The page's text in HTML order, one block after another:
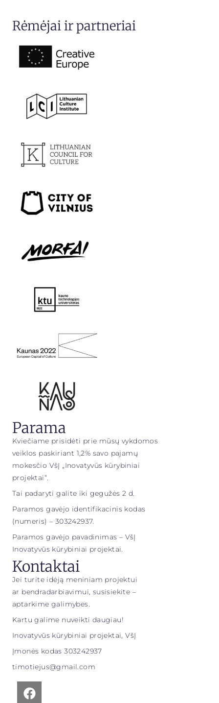
Rėmėjai ir partneriai
Parama
Kviečiame prisidėti prie mūsų vykdomos
veiklos paskiriant 1,2% savo pajamų
mokesčio VšĮ „Inovatyvūs kūrybiniai
projektai“.
Tai padaryti galite iki gegužės 2 d.
Paramos gavėjo identifikacinis kodas
(numeris) – 303242937.
Paramos gavėjo pavadinimas – VšĮ
Inovatyvūs kūrybiniai projektai.
Kontaktai
Jei turite idėją meniniam projektui
ar bendradarbiavimui, susisiekite –
aptarkime galimybes.
Kartu galime nuveikti daugiau!
Inovatyvūs kūrybiniai projektai, VšĮ
Įmonės kodas 303242937
timotiejus@gmail.com